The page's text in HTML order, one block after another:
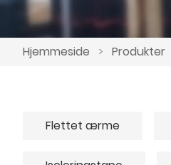
Hjemmeside > Produkter
Flettet ærme